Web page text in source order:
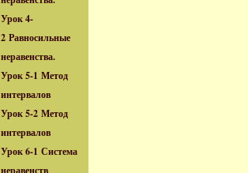
Урок 4-
2 Равносильные
неравенства.
Урок 5-1 Метод
интервалов
Урок 5-2 Метод
интервалов
Урок 6-1 Система
неравенств